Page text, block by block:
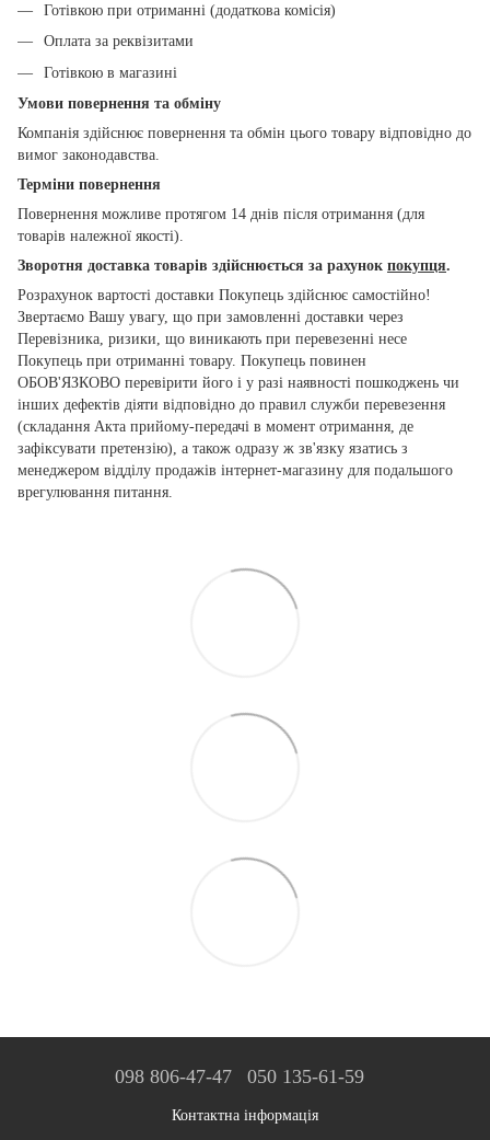
Готівкою при отриманні (додаткова комісія)
Оплата за реквізитами
Готівкою в магазині
Умови повернення та обміну
Компанія здійснює повернення та обмін цього товару відповідно до
вимог законодавства.
Терміни повернення
Повернення можливе протягом 14 днів після отримання (для
товарів належної якості).
Зворотня доставка товарів здійснюється за рахунок покупця.
Розрахунок вартості доставки Покупець здійснює самостійно!
Звертаємо Вашу увагу, що при замовленні доставки через
Перевізника, ризики, що виникають при перевезенні несе
Покупець при отриманні товару. Покупець повинен
ОБОВ'ЯЗКОВО перевірити його і у разі наявності пошкоджень чи
інших дефектів діяти відповідно до правил служби перевезення
(складання Акта прийому-передачі в момент отримання, де
зафіксувати претензію), а також одразу ж зв'язку язатись з
менеджером відділу продажів інтернет-магазину для подальшого
врегулювання питання.
098 806-47-47 050 135-61-59
Контактна інформація